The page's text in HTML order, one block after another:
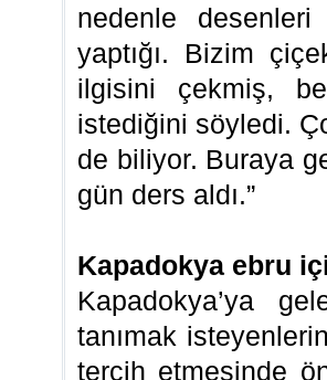
nedenle
yaptığı. Bizim
ilgisini çekmiş,
istediğini söyledi.
de biliyor. Buraya
gün ders aldı.”
Kapadokya ebru
Kapadokya’ya
tanımak
tercih etmesinde